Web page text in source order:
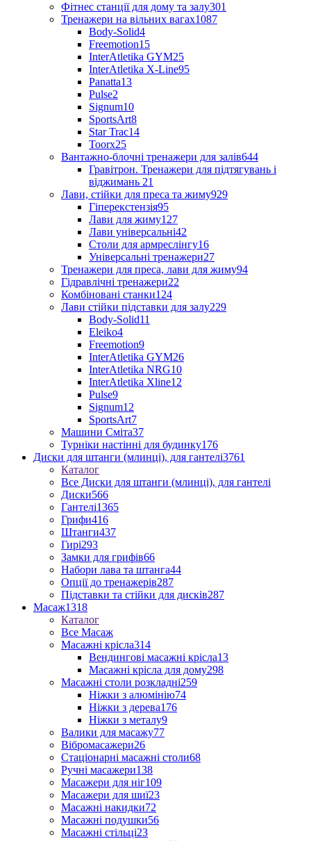
Фітнес станції для дому та залу301
Тренажери на вільних вагах1087
Body-Solid4
Freemotion15
InterAtletika GYM25
InterAtletika X-Line95
Panatta13
Pulse2
Signum10
SportsArt8
Star Trac14
Toorx25
Вантажно-блочні тренажери для залів644
Гравітрон. Тренажери для підтягувань і
віджимань 21
Лави, стійки для преса та жиму929
Гіперекстензія95
Лави для жиму127
Лави універсальні42
Столи для армреслінгу16
Універсальні тренажери27
Тренажери для преса, лави для жиму94
Гідравлічні тренажери22
Комбіновані станки124
Лави стійки підставки для залу229
Body-Solid11
Eleiko4
Freemotion9
InterAtletika GYM26
InterAtletika NRG10
InterAtletika Xline12
Pulse9
Signum12
SportsArt7
Машини Сміта37
Турніки настінні для будинку176
Диски для штанги (млинці), для гантелі3761
Каталог
Все Диски для штанги (млинці), для гантелі
Диски566
Гантелі1365
Грифи416
Штанги437
Гирі293
Замки для грифів66
Набори лава та штанга44
Опції до тренажерів287
Підставки та стійки для дисків287
Масаж1318
Каталог
Все Масаж
Масажні крісла314
Вендингові масажні крісла13
Масажні крісла для дому298
Масажні столи розкладні259
Ніжки з алюмінію74
Ніжки з дерева176
Ніжки з металу9
Валики для масажу77
Вібромасажери26
Стаціонарні масажні столи68
Ручні масажери138
Масажери для ніг109
Масажери для шиї23
Масажні накидки72
Масажні подушки56
Масажні стільці23